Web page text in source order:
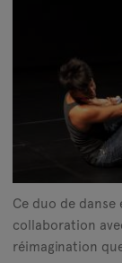
des
et la
retrouvons,
The
invitation
tenter de se
ont
Lafayette
Ce duo de
collaboration
réimagination